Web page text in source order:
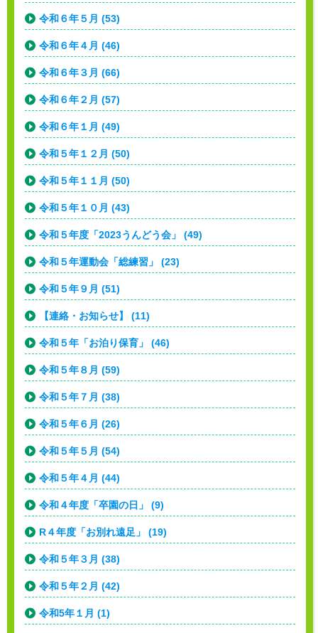
令和６年５月 (53)
令和６年４月 (46)
令和６年３月 (66)
令和６年２月 (57)
令和６年１月 (49)
令和５年１２月 (50)
令和５年１１月 (50)
令和５年１０月 (43)
令和５年度「2023うんどう会」 (49)
令和５年運動会「総練習」 (23)
令和５年９月 (51)
【連絡・お知らせ】 (11)
令和５年「お泊り保育」 (46)
令和５年８月 (59)
令和５年７月 (38)
令和５年６月 (26)
令和５年５月 (54)
令和５年４月 (44)
令和４年度「卒園の日」 (9)
R４年度「お別れ遠足」 (19)
令和５年３月 (38)
令和５年２月 (42)
令和5年１月 (1)